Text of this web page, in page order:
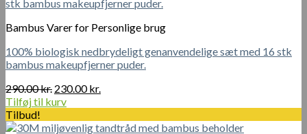
Bambus Varer for Personlige brug
100% biologisk nedbrydeligt genanvendelige sæt med 16 stk
bambus makeupfjerner puder.
290.00kr. Den
oprindelige
var:
230.00kr.
er:
Tilføj til kurv
Tilbud!